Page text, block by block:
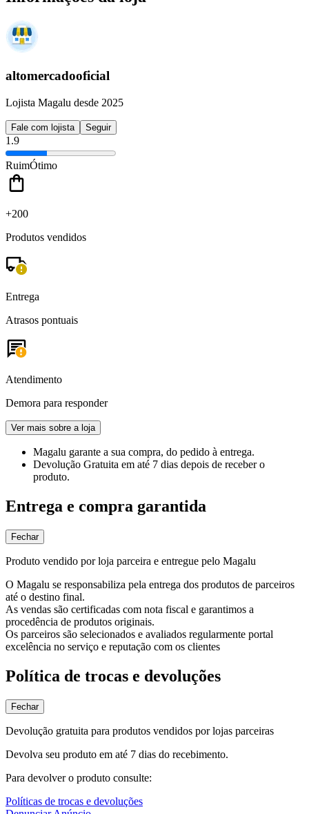
altomercadooficial
Lojista Magalu desde 2025
Fale com lojista Seguir
1.9
RuimÓtimo
+200
Produtos vendidos
Entrega
Atrasos pontuais
Atendimento
Demora para responder
Ver mais sobre a loja
Magalu garante a sua compra, do pedido à entrega.
Devolução Gratuita em até 7 dias depois de receber o
produto.
Entrega e compra garantida
Fechar
Produto vendido por loja parceira e entregue pelo Magalu
O Magalu se responsabiliza pela entrega dos produtos de parceiros
até o destino final.
As vendas são certificadas com nota fiscal e garantimos a
procedência de produtos originais.
Os parceiros são selecionados e avaliados regularmente portal
excelência no serviço e reputação com os clientes
Política de trocas e devoluções
Fechar
Devolução gratuita para produtos vendidos por lojas parceiras
Devolva seu produto em até 7 dias do recebimento.
Para devolver o produto consulte:
Políticas de trocas e devoluções